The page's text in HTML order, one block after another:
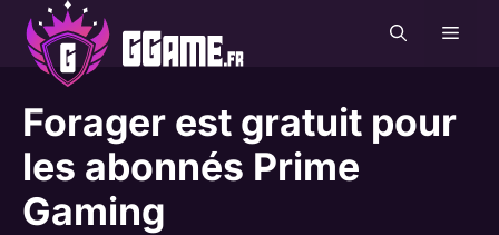
Aller
contenu
Forager est gratuit pour
les abonnés Prime
Gaming